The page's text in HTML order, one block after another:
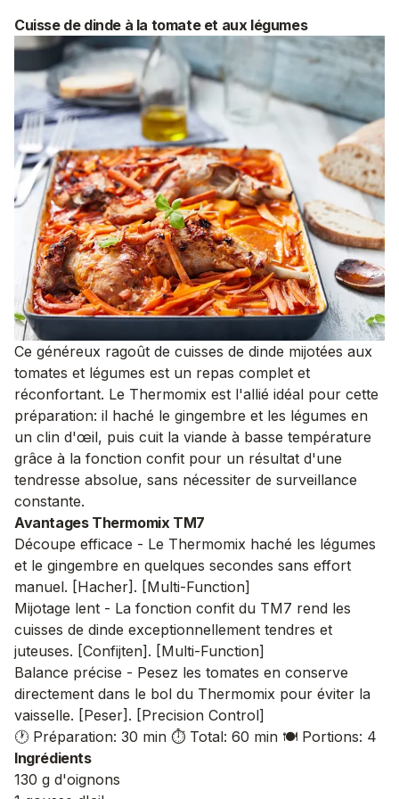
Cuisse de dinde à la tomate et aux légumes
Ce généreux ragoût de cuisses de dinde mijotées aux
tomates et légumes est un repas complet et
réconfortant. Le Thermomix est l'allié idéal pour cette
préparation: il haché le gingembre et les légumes en
un clin d'œil, puis cuit la viande à basse température
grâce à la fonction confit pour un résultat d'une
tendresse absolue, sans nécessiter de surveillance
constante.
Avantages Thermomix TM7
Découpe efficace - Le Thermomix haché les légumes
et le gingembre en quelques secondes sans effort
manuel. [Hacher]. [Multi-Function]
Mijotage lent - La fonction confit du TM7 rend les
cuisses de dinde exceptionnellement tendres et
juteuses. [Confijten]. [Multi-Function]
Balance précise - Pesez les tomates en conserve
directement dans le bol du Thermomix pour éviter la
vaisselle. [Peser]. [Precision Control]
🕐 Préparation: 30 min ⏱️ Total: 60 min 🍽️ Portions: 4
Ingrédients
130 g d'oignons